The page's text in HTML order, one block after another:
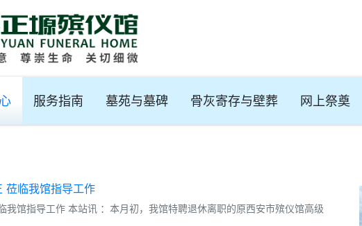
服务指南 墓苑与墓碑 骨灰寄存与壁葬 网上祭奠
莅临我馆指导工作
我馆指导工作 本站讯 ：本月初，我馆特聘退休离职的原西安市殡仪馆高级